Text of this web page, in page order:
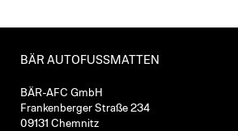
BÄR AUTOFUSSMATTEN
BÄR-AFC GmbH
Frankenberger Straße 234
09131 Chemnitz